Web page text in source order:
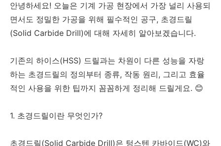
안녕하세요! 오늘은 기계 가공 현장에서 가장 널리 사용되
면서도 정밀한 가공을 위해 필수적인 공구, 초경드릴
(Solid Carbide Drill)에 대해 자세히 알아보겠습니다.
기존의 하이스(HSS) 드릴과는 차원이 다른 성능을 자랑
하는 초경드릴의 정의부터 종류, 작동 원리, 그리고 효율
적인 사용을 위한 팁까지 꼼꼼하게 정리해 드릴게요. 😊
1. 초경드릴이란 무엇인가?
초경드릴(Solid Carbide Drill)은 텅스텐 카바이드(WC)와